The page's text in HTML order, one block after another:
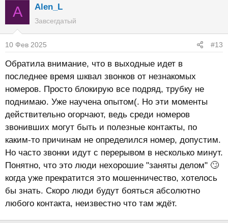
ц
и
:
A Alen_L
Завсегдатый
10 Фев 2025 #13
Обратила внимание, что в выходные идет в
последнее время шквал звонков от незнакомых
номеров. Просто блокирую все подряд, трубку не
поднимаю. Уже научена опытом(. Но эти моменты
действительно огорчают, ведь среди номеров
звонивших могут быть и полезные контакты, по
каким-то причинам не определился номер, допустим.
Но часто звонки идут с перерывом в несколько минут.
Понятно, что это люди нехорошие "заняты делом" 🙄
когда уже прекратится это мошенничество, хотелось
бы знать. Скоро люди будут бояться абсолютно
любого контакта, неизвестно что там ждёт.